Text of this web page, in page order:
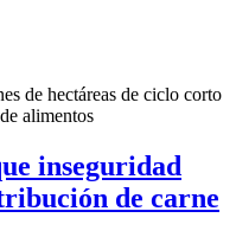
de hectáreas de ciclo corto
alimentos
inseguridad
de carne